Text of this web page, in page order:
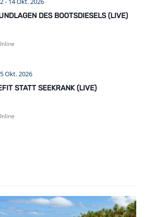
DES BOOTSDIESELS (LIVE)
Okt. 2026
STATT SEEKRANK (LIVE)